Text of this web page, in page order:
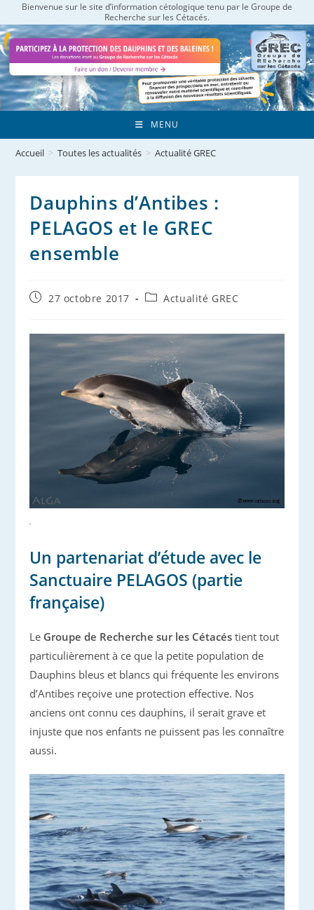
to
content
Bienvenue sur le site d’information cétologique tenu par le Groupe de
Recherche sur les Cétacés.
MENU
Accueil > Toutes les actualités > Actualité GREC
Dauphins d’Antibes :
PELAGOS et le GREC
ensemble
Publication
27 octobre 2017
PostActualité GREC
.
Un partenariat d’étude avec le
Sanctuaire PELAGOS (partie
française)
Le Groupe de Recherche sur les Cétacés tient tout
particulièrement à ce que la petite population de
Dauphins bleus et blancs qui fréquente les environs
d’Antibes reçoive une protection effective. Nos
anciens ont connu ces dauphins, il serait grave et
injuste que nos enfants ne puissent pas les connaître
aussi.